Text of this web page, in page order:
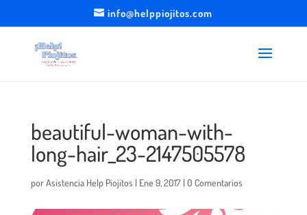
info@helppiojitos.com
beautiful-woman-with-
long-hair_23-2147505578
porAsistencia Help Piojitos | Ene 9, 2017| 0 Comentarios